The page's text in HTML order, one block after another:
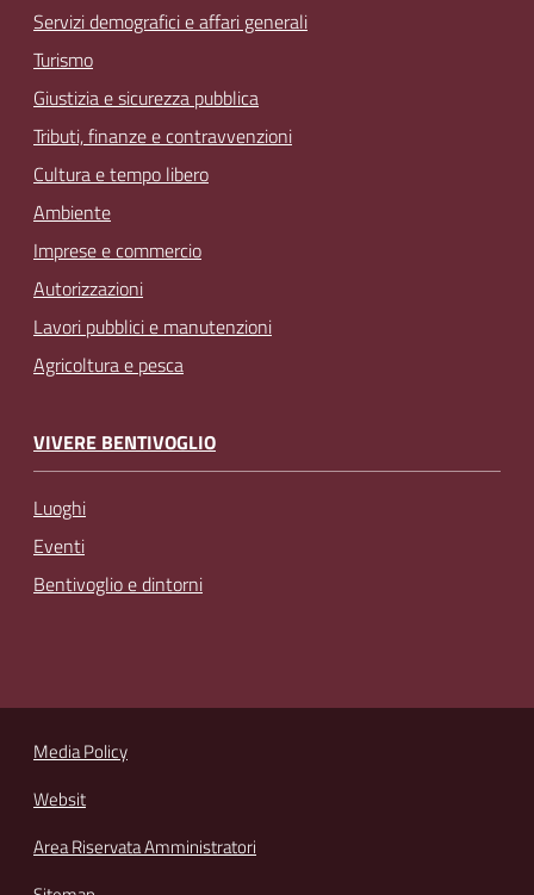
Servizi demografici e affari generali
Turismo
Giustizia e sicurezza pubblica
Tributi, finanze e contravvenzioni
Cultura e tempo libero
Ambiente
Imprese e commercio
Autorizzazioni
Lavori pubblici e manutenzioni
Agricoltura e pesca
VIVERE BENTIVOGLIO
Luoghi
Eventi
Bentivoglio e dintorni
Media Policy
Websit
Area Riservata Amministratori